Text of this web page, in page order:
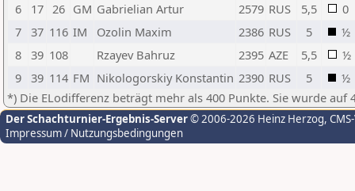
6
17 26 GM Gabrielian Artur 2579 RUS 5,5
0
7
37 116 IM Ozolin Maxim 2386 RUS 5
½
8
39 108 Rzayev Bahruz 2395 AZE 5,5
½
9
39 114 FM Nikologorskiy Konstantin 2390 RUS 5
½
*) Die ELodifferenz beträgt mehr als 400 Punkte. Sie wurde auf
Der Schachturnier-Ergebnis-Server© 2006-2026 Heinz Herzog,
Impressum / Nutzungsbedingungen